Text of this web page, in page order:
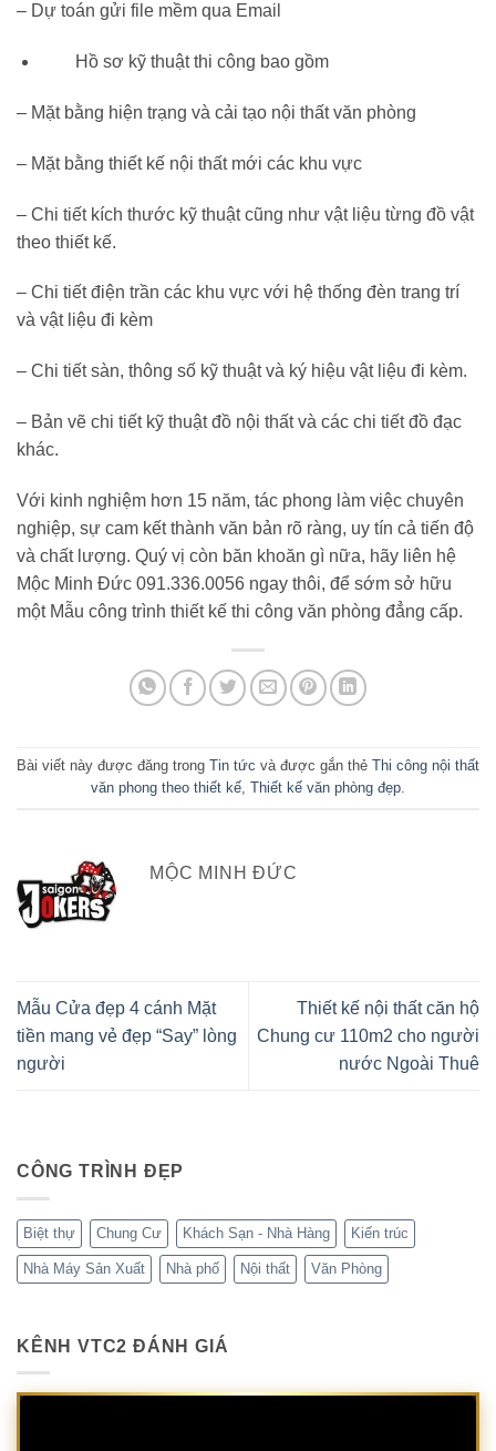
– Dự toán gửi file mềm qua Email
Hồ sơ kỹ thuật thi công bao gồm
– Mặt bằng hiện trạng và cải tạo nội thất văn phòng
– Mặt bằng thiết kế nội thất mới các khu vực
– Chi tiết kích thước kỹ thuật cũng như vật liệu từng đồ vật
theo thiết kế.
– Chi tiết điện trần các khu vực với hệ thống đèn trang trí
và vật liệu đi kèm
– Chi tiết sàn, thông số kỹ thuật và ký hiệu vật liệu đi kèm.
– Bản vẽ chi tiết kỹ thuật đồ nội thất và các chi tiết đồ đạc
khác.
Với kinh nghiệm hơn 15 năm, tác phong làm việc chuyên
nghiệp, sự cam kết thành văn bản rõ ràng, uy tín cả tiến độ
và chất lượng. Quý vị còn băn khoăn gì nữa, hãy liên hệ
Mộc Minh Đức 091.336.0056 ngay thôi, để sớm sở hữu
một Mẫu công trình thiết kế thi công văn phòng đẳng cấp.
Bài viết này được đăng trong Tin tức và được gắn thẻ Thi công nội thất
văn phong theo thiết kế, Thiết kế văn phòng đẹp.
MỘC MINH ĐỨC
Mẫu Cửa đẹp 4 cánh Mặt
tiền mang vẻ đẹp “Say” lòng
người
Thiết kế nội thất căn hộ
Chung cư 110m2 cho người
nước Ngoài Thuê
CÔNG TRÌNH ĐẸP
Biệt thự Chung Cư Khách Sạn - Nhà Hàng Kiến trúc
Nhà Máy Sản Xuất Nhà phố Nội thất Văn Phòng
KÊNH VTC2 ĐÁNH GIÁ
Trình